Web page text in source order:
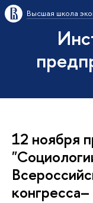
Высшая школа
12 ноября